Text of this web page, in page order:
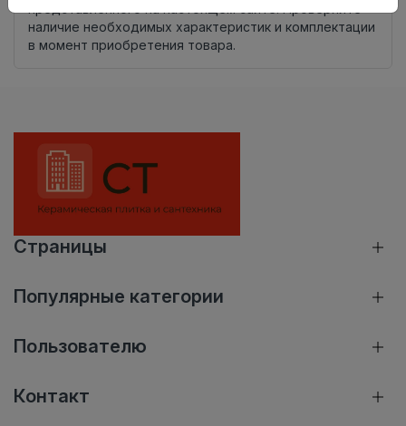
наличие необходимых характеристик и комплектации
в момент приобретения товара.
Страницы
Популярные категории
Пользователю
Контакт